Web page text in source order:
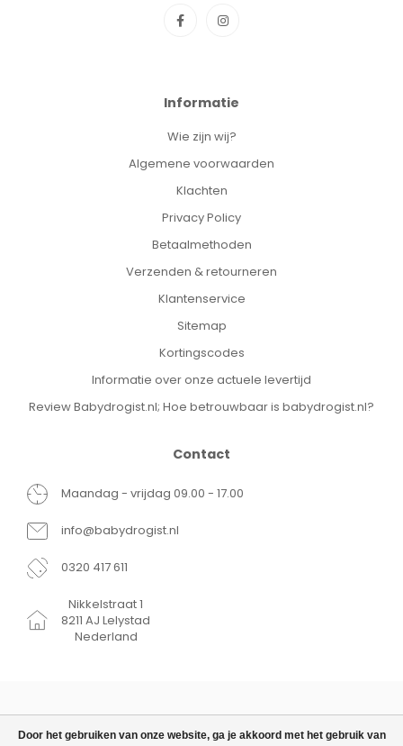
Door het gebruiken van onze website, ga je akkoord met het gebruik van
Informatie
Wie zijn wij?
Algemene voorwaarden
Klachten
Privacy Policy
Betaalmethoden
Verzenden & retourneren
Klantenservice
Sitemap
Kortingscodes
Informatie over onze actuele levertijd
Review Babydrogist.nl; Hoe betrouwbaar is babydrogist.nl?
Contact
Maandag - vrijdag 09.00 - 17.00
info@babydrogist.nl
0320 417 611
Nikkelstraat 1
8211 AJ Lelystad
Nederland